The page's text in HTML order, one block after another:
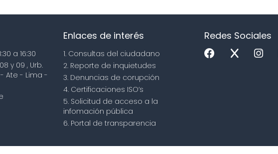
a 16:30
y 09 , Urb.
Ate - Lima -
Enlaces de interés
1. Consultas del ciudadano
2. Reporte de inquietudes
3. Denuncias de corupción
4. Certificaciones ISO’s
5. Solicitud de acceso a la
infomación pública
6. Portal de transparencia
Redes Sociales